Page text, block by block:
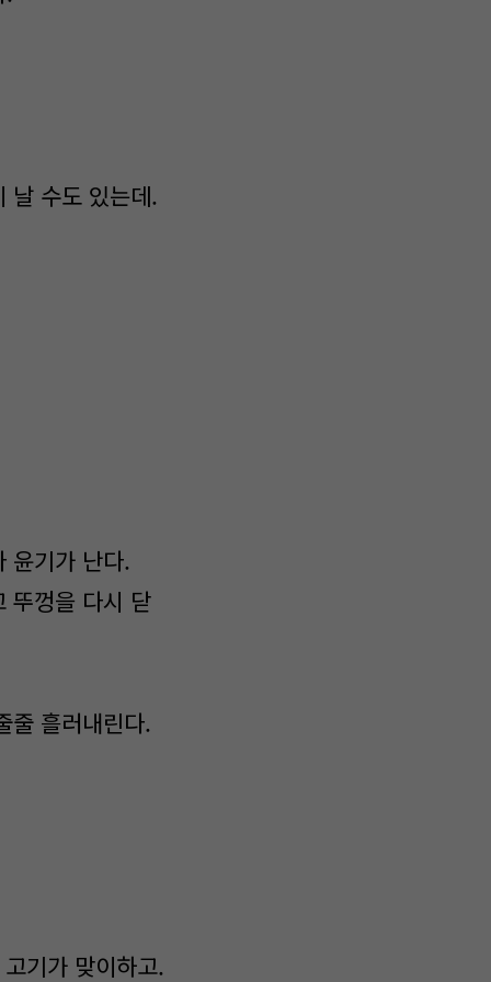
날 수도 있는데.
윤기가 난다.
뚜껑을 다시 닫
줄 흘러내린다.
기가 맞이하고.